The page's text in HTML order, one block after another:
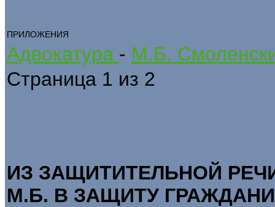
ПРИЛОЖЕНИЯ
Адвокатура - М.Б.
Страница 1 из 2
ИЗ ЗАЩИТИТЕЛЬНОЙ
М.Б. В ЗАЩИТУ